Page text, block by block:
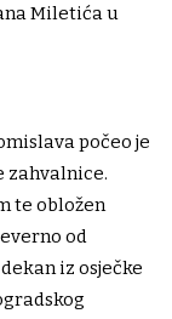
Miletića u
počeo je
zahvalnice.
te obložen
od
iz osječke